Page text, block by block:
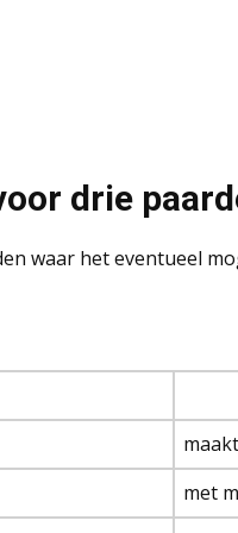
drie
waar het eventueel
met